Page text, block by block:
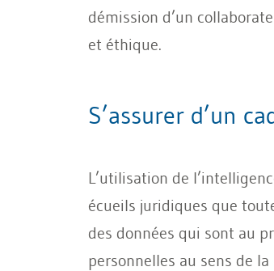
démission d’un
et éthique.
S’assurer d’un
L’utilisation de
écueils juridiques que
des données qui sont au
personnelles au sens de